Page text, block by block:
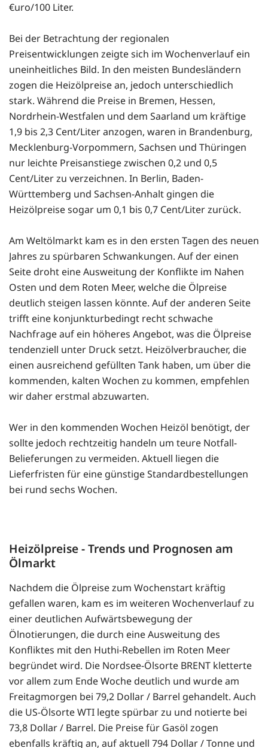
€uro/100 Liter.
Bei der Betrachtung der regionalen
Preisentwicklungen zeigte sich im Wochenverlauf ein
uneinheitliches Bild. In den meisten Bundesländern
zogen die Heizölpreise an, jedoch unterschiedlich
stark. Während die Preise in Bremen, Hessen,
Nordrhein-Westfalen und dem Saarland um kräftige
1,9 bis 2,3 Cent/Liter anzogen, waren in Brandenburg,
Mecklenburg-Vorpommern, Sachsen und Thüringen
nur leichte Preisanstiege zwischen 0,2 und 0,5
Cent/Liter zu verzeichnen. In Berlin, Baden-
Württemberg und Sachsen-Anhalt gingen die
Heizölpreise sogar um 0,1 bis 0,7 Cent/Liter zurück.
Am Weltölmarkt kam es in den ersten Tagen des neuen
Jahres zu spürbaren Schwankungen. Auf der einen
Seite droht eine Ausweitung der Konflikte im Nahen
Osten und dem Roten Meer, welche die Ölpreise
deutlich steigen lassen könnte. Auf der anderen Seite
trifft eine konjunkturbedingt recht schwache
Nachfrage auf ein höheres Angebot, was die Ölpreise
tendenziell unter Druck setzt. Heizölverbraucher, die
einen ausreichend gefüllten Tank haben, um über die
kommenden, kalten Wochen zu kommen, empfehlen
wir daher erstmal abzuwarten.
Wer in den kommenden Wochen Heizöl benötigt, der
sollte jedoch rechtzeitig handeln um teure Notfall-
Belieferungen zu vermeiden. Aktuell liegen die
Lieferfristen für eine günstige Standardbestellungen
bei rund sechs Wochen.
Heizölpreise - Trends und Prognosen am
Ölmarkt
Nachdem die Ölpreise zum Wochenstart kräftig
gefallen waren, kam es im weiteren Wochenverlauf zu
einer deutlichen Aufwärtsbewegung der
Ölnotierungen, die durch eine Ausweitung des
Konfliktes mit den Huthi-Rebellen im Roten Meer
begründet wird. Die Nordsee-Ölsorte BRENT kletterte
vor allem zum Ende Woche deutlich und wurde am
Freitagmorgen bei 79,2 Dollar / Barrel gehandelt. Auch
die US-Ölsorte WTI legte spürbar zu und notierte bei
73,8 Dollar / Barrel. Die Preise für Gasöl zogen
ebenfalls kräftig an, auf aktuell 794 Dollar / Tonne und